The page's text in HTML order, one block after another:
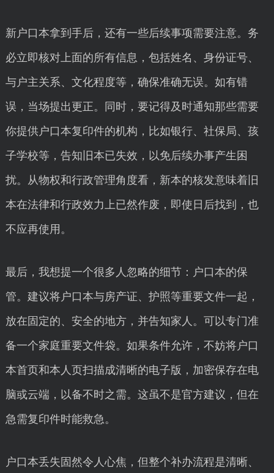
新户口本拿到手后，还有一些后续事项需要注意。务
必立即核对上面的所有信息，包括姓名、身份证号、
与户主关系、文化程度等，确保准确无误。如有错
误，当场提出更正。同时，要记得及时通知那些需要
你提供户口本复印件的机构，比如银行、社保局、孩
子学校等，告知旧本已失效，以免后续办事产生困
扰。从物权和行政管理角度看，新本的核发意味着旧
本在法律和行政效力上已然作废，即使日后找到，也
不应再使用。
最后，我想提一个很多人忽略的细节：户口本的保
管。建议将户口本与房产证、护照等重要文件一起，
放在固定的、安全的地方，并告知家人。可以专门准
备一个家庭重要文件袋。如果条件允许，不妨将户口
本首页和本人页扫描成清晰的电子版，加密保存在电
脑或云端，以备不时之需。这虽不是官方建议，但在
急需复印件时能救急。
户口本丢失固然令人心焦，但整个补办流程是清晰、